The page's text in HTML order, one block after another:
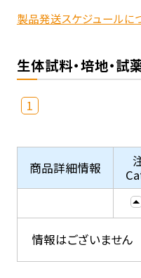
製品発送スケジュールに
生体試料・培地・試
1
商品詳細情報
情報はございません